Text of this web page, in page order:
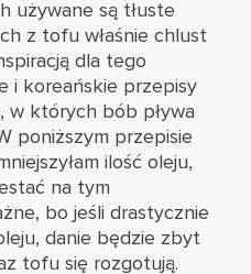
używane są tłuste
z tofu właśnie chlust
dla tego
i koreańskie przepisy
w których bób pływa
poniższym przepisie
ilość oleju,
na tym
bo jeśli drastycznie
danie będzie zbyt
tofu się rozgotują.